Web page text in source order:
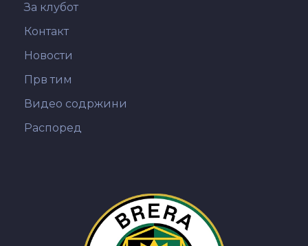
За клубот
Контакт
Новости
Прв тим
Видео содржини
Распоред